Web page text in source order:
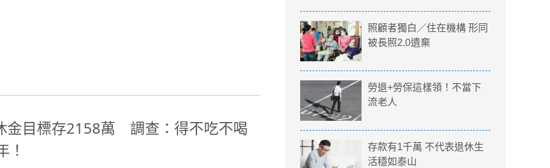
金目標存2158萬 調查：得不吃不喝
！
照顧者獨白／住在機構 形同
被長照2.0遺棄
勞退+勞保這樣領！不當下
流老人
存款有1千萬 不代表退休生
活穩如泰山